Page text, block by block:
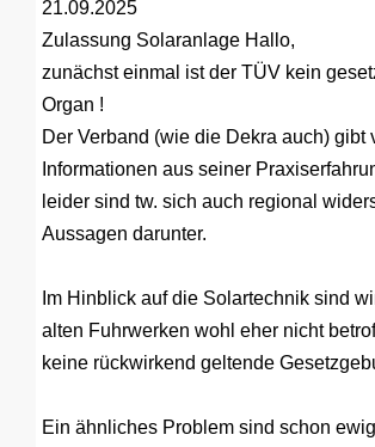
21.09.2025
Zulassung Solaranlage Hallo,
zunächst einmal ist der TÜV kein
Organ !
Der Verband (wie die Dekra auch) gibt
Informationen aus seiner
leider sind tw. sich auch regional
Aussagen darunter.
Im Hinblick auf die Solartechnik sind
alten Fuhrwerken wohl eher nicht
keine rückwirkend geltende
Ein ähnliches Problem sind schon